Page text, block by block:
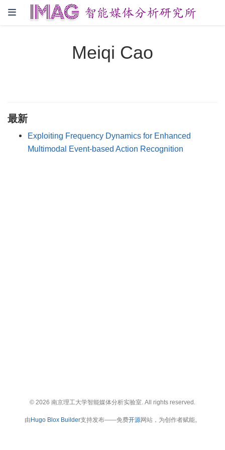
Meiqi Cao
最新
Exploiting Frequency Dynamics for Enhanced
Multimodal Event-based Action Recognition
© 2026 南京理工大学智能媒体分析实验室. All rights reserved.
由 Hugo Blox Builder支持发布——免费开源网站，为创作者赋能。